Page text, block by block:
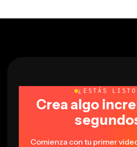
¿ESTÁS
Crea algo
Comienza con tu primer